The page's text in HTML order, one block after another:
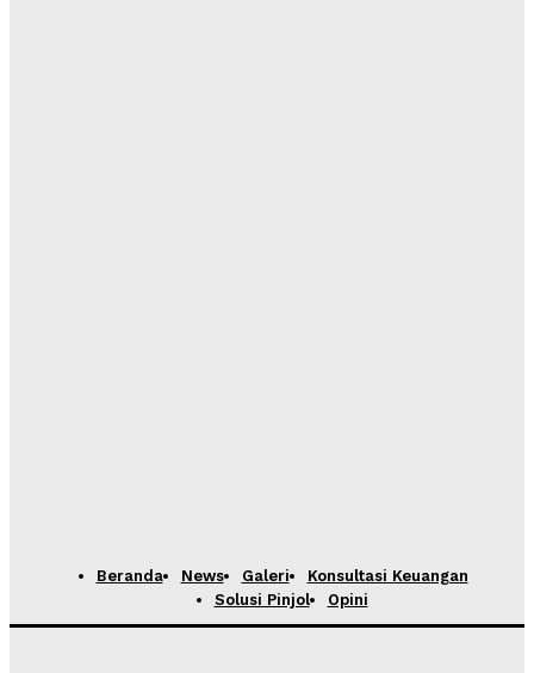
Beranda News Galeri
Konsultasi Keuangan
Solusi Pinjol
Opini